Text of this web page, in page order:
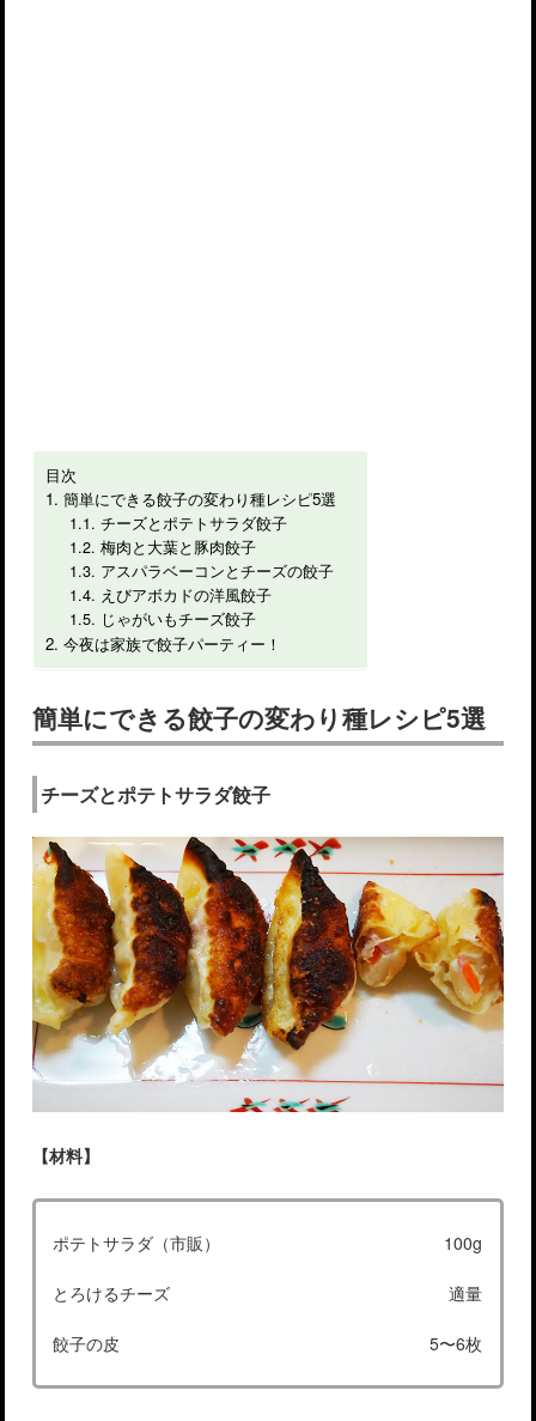
目次
簡単にできる餃子の変わり種レシピ5選
チーズとポテトサラダ餃子
梅肉と大葉と豚肉餃子
アスパラベーコンとチーズの餃子
えびアボカドの洋風餃子
じゃがいもチーズ餃子
今夜は家族で餃子パーティー！
簡単にできる餃子の変わり種レシピ5選
チーズとポテトサラダ餃子
【材料】
ポテトサラダ（市販） 100g
とろけるチーズ 適量
餃子の皮 5〜6枚